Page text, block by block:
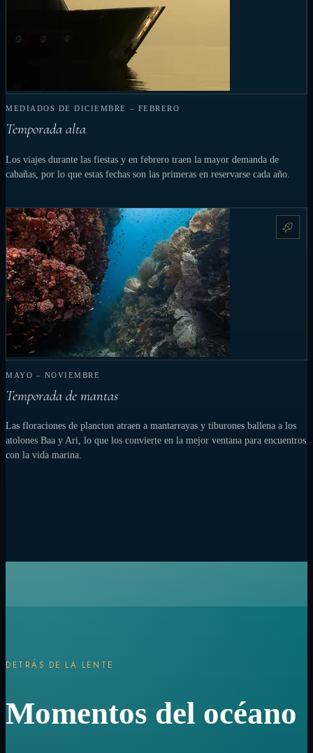
MEDIADOS DE DICIEMBRE – FEBRERO
Temporada alta
Los viajes durante las fiestas y en febrero traen la mayor demanda de
cabañas, por lo que estas fechas son las primeras en reservarse cada año.
MAYO – NOVIEMBRE
Temporada de mantas
Las floraciones de plancton atraen a mantarrayas y tiburones ballena a los
atolones Baa y Ari, lo que los convierte en la mejor ventana para encuentros
con la vida marina.
DETRÁS DE LA LENTE
Momentos del océano